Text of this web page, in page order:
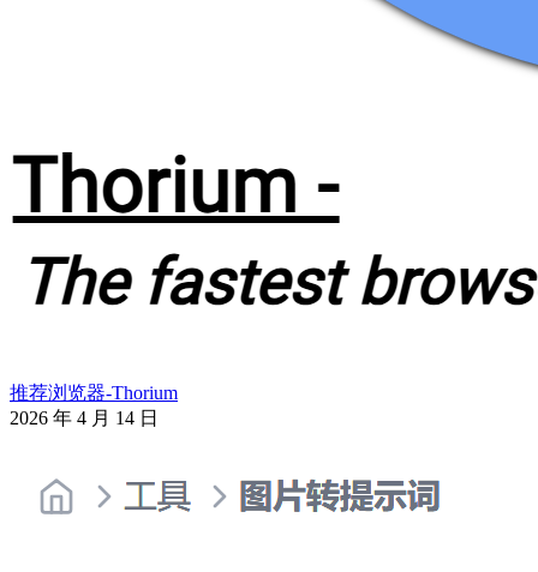
推荐浏览器-Thorium
2026 年 4 月 14 日